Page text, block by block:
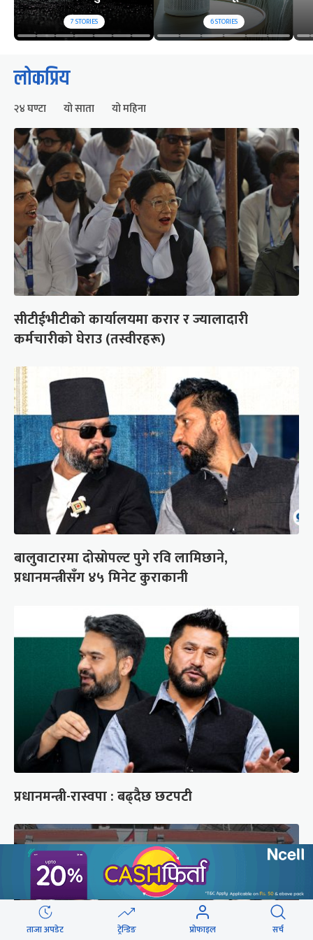
7STORIES 6STORIES
लोकप्रिय
२४ घण्टा यो साता यो महिना
सीटीईभीटीको कार्यालयमा करार र ज्यालादारी
कर्मचारीको घेराउ (तस्वीरहरू)
बालुवाटारमा दोस्रोपल्ट पुगे रवि लामिछाने,
प्रधानमन्त्रीसँग ४५ मिनेट कुराकानी
प्रधानमन्त्री-रास्वपा : बढ्दैछ छटपटी
ताजा अपडेट ट्रेन्डिङ प्रोफाइल सर्च